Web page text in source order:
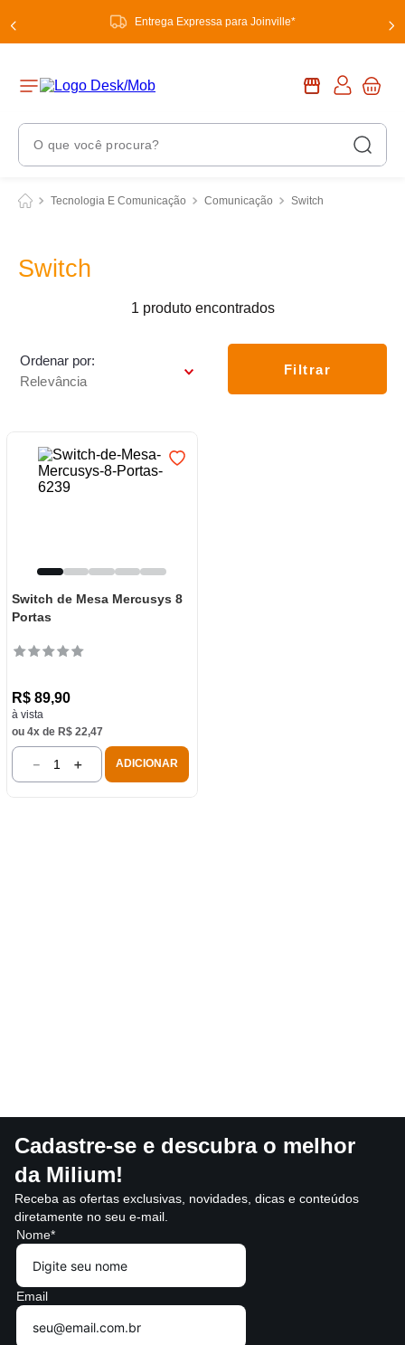
Entrega Expressa para Joinville*
O que você procura?
Tecnologia E Comunicação Comunicação Switch
Switch
1 produto
Ordenar por
Relevância
Filtrar
Switch de Mesa Mercusys 8
Portas
R$ 89,90
à vista
ou 4x de R$ 22,47
＋
－ ADICIONAR
Cadastre-se e descubra o melhor
da Milium!
Receba as ofertas exclusivas, novidades, dicas e conteúdos
diretamente no seu e-mail.
Nome*
Email
Termos Mais Buscados
2 º tinta
5º
6º luminária
8º panelas
9º varal